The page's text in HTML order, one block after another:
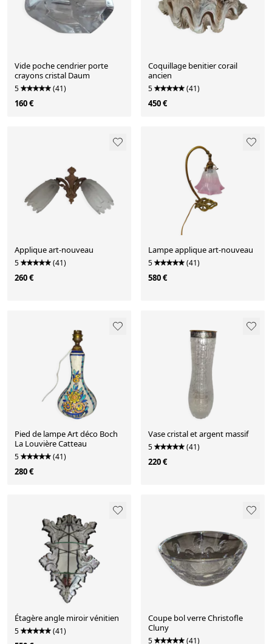
Vide poche cendrier porte
crayons cristal Daum
5 (41)
160 €
Coquillage benitier corail
ancien
5 (41)
450 €
Applique art-nouveau
5 (41)
260 €
Lampe applique art-nouveau
5 (41)
580 €
Pied de lampe Art déco Boch
La Louvière Catteau
5 (41)
280 €
Vase cristal et argent massif
5 (41)
220 €
Étagère angle miroir vénitien
5 (41)
Coupe bol verre Christofle
Cluny
5 (41)